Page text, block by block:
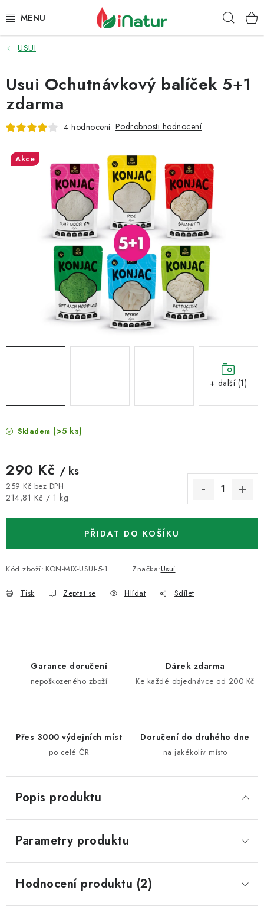
na
POTRAVINY
OŘECHY A SUŠENÉ PLODY
SNACKY
EKO DROGERIE A KOSMETIKA
DOPRAVA A PLATBA
VELKOOBCHOD
USUI
Skladem (>5 ks)
290 Kč / ks
259 Kč bez DPH
Měrná cena:
214,81 Kč / 1 kg
PŘIDAT DO KOŠÍKU
Kód zboží: KON-MIX-USUI-5-1 Značka:Usui
Tisk Zeptat se Hlídat Sdílet
Usui Ochutnávkový balíček 5+1
zdarma
4 hodnocení Podrobnosti hodnocení
Akce
+ další (1)
Garance doručení
nepoškozeného zboží
Dárek zdarma
Ke každé objednávce od 200 Kč
Přes 3000 výdejních míst
po celé ČR
Doručení do druhého dne
na jakékoliv místo
Popis produktu
Parametry produktu
Hodnocení produktu (2)